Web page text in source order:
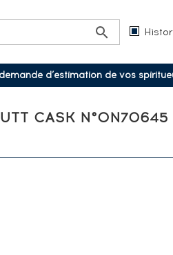
d’estimation de vos
CASK N°ON70645